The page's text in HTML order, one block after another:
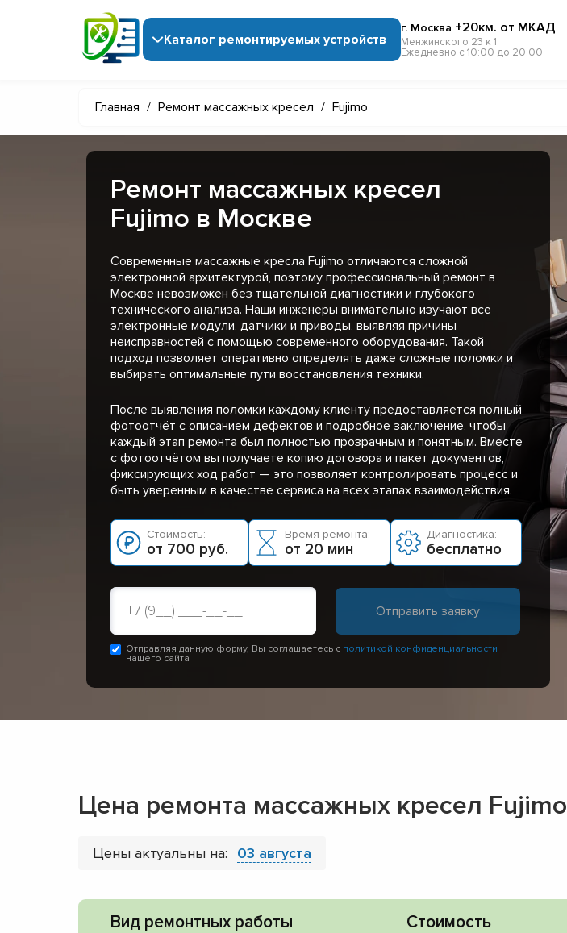
Каталог ремонтируемых устройств
г. Москва +20км. от МКАД
Менжинского 23 к 1
Ежедневно с 10:00 до 20:00
Главная / Ремонт массажных кресел / Fujimo
Ремонт массажных кресел
Fujimo в Москве
Современные массажные кресла Fujimo отличаются сложной
электронной архитектурой, поэтому профессиональный ремонт в
Москве невозможен без тщательной диагностики и глубокого
технического анализа. Наши инженеры внимательно изучают все
электронные модули, датчики и приводы, выявляя причины
неисправностей с помощью современного оборудования. Такой
подход позволяет оперативно определять даже сложные поломки и
выбирать оптимальные пути восстановления техники.
После выявления поломки каждому клиенту предоставляется полный
фотоотчёт с описанием дефектов и подробное заключение, чтобы
каждый этап ремонта был полностью прозрачным и понятным. Вместе
с фотоотчётом вы получаете копию договора и пакет документов,
фиксирующих ход работ — это позволяет контролировать процесс и
быть уверенным в качестве сервиса на всех этапах взаимодействия.
Стоимость:
от 700 руб.
Время ремонта:
от 20 мин
Диагностика:
бесплатно
Отправляя данную форму, Вы соглашаетесь с политикой конфиденциальности
нашего сайта
Цена ремонта массажных кресел Fujimo
Цены актуальны на: 03 августа
Вид ремонтных работы Стоимость